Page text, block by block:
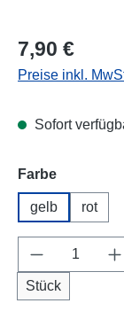
Regulärer Preis:
7,90 €
Preise inkl.
Sofort
Farbeauswählen
gelb rot
Produkt
Stück